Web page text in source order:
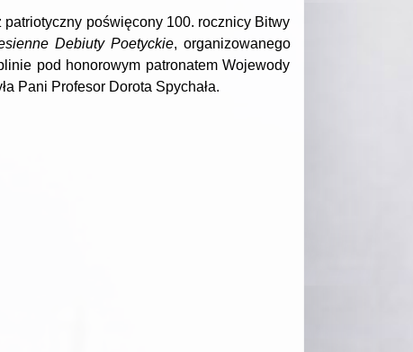
poświęcony 100. rocznicy Bitwy
Debiuty Poetyckie, organizowanego
pod honorowym patronatem Wojewody
Pani Profesor Dorota Spychała.